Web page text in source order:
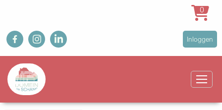
Overslaan
en
naar
inhoud
gaan
fb ig in
User
account
Inloggen
Main
navigation
0